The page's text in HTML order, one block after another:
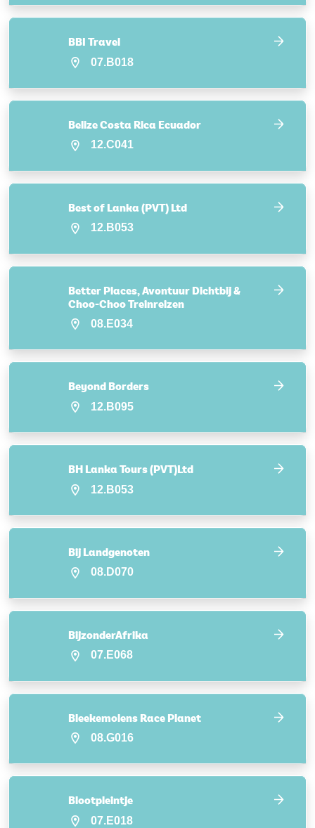
BBI Travel
07.B018
Belize Costa Rica Ecuador
12.C041
Best of Lanka (PVT) Ltd
12.B053
Better Places, Avontuur Dichtbij &
Choo-Choo Treinreizen
08.E034
Beyond Borders
12.B095
BH Lanka Tours (PVT)Ltd
12.B053
Bij Landgenoten
08.D070
BijzonderAfrika
07.E068
Bleekemolens Race Planet
08.G016
Blootpleintje
07.E018